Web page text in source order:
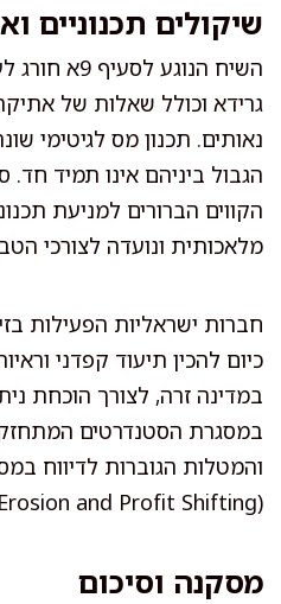
שיקולים תכנוניים
השיח הנוגע
גרידא וכולל שאלות של
נאותים. תכנון מס לגיטימי
הגבול ביניהם אינו תמיד
הקווים הברורים למניעת
מלאכותית ונועדה לצורכי
חברות ישראליות הפעילות
כיום להכין תיעוד קפדני
במדינה זרה, לצורך הוכחת
Erosion and Profit Shifting).
מסקנה וסיכום